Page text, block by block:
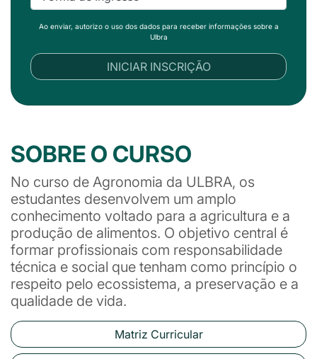
Ao enviar, autorizo o uso dos dados para receber informações sobre a
Ulbra
INICIAR INSCRIÇÃO
SOBRE O CURSO
No curso de Agronomia da ULBRA, os
estudantes desenvolvem um amplo
conhecimento voltado para a agricultura e a
produção de alimentos. O objetivo central é
formar profissionais com responsabilidade
técnica e social que tenham como princípio o
respeito pelo ecossistema, a preservação e a
qualidade de vida.
Matriz Curricular